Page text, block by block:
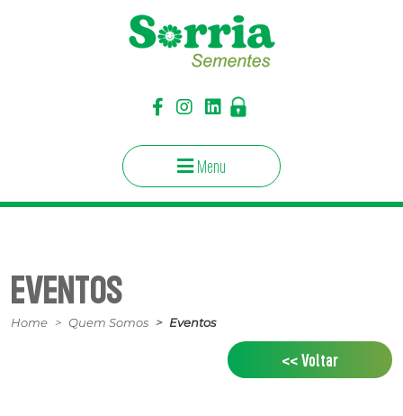
Menu
EVENTOS
Home Quem Somos Eventos
<< Voltar